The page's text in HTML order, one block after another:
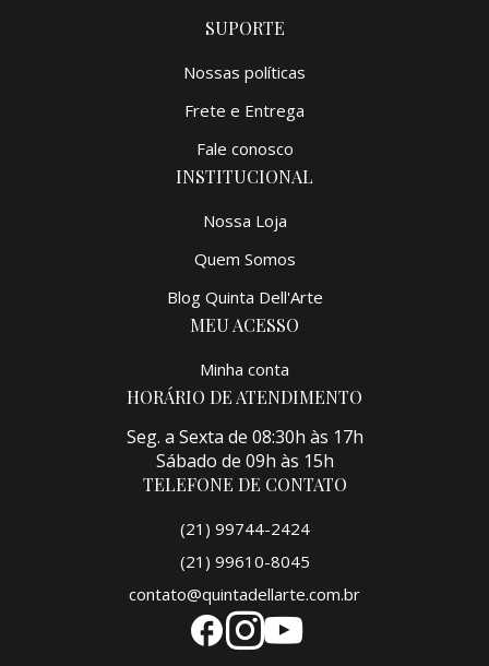
SUPORTE
Nossas políticas
Frete e Entrega
Fale conosco
INSTITUCIONAL
Nossa Loja
Quem Somos
Blog Quinta Dell'Arte
MEU ACESSO
Minha conta
HORÁRIO DE ATENDIMENTO
Seg. a Sexta de 08:30h às 17h
Sábado de 09h às 15h
TELEFONE DE CONTATO
(21) 99744-2424
(21) 99610-8045
contato@quintadellarte.com.br